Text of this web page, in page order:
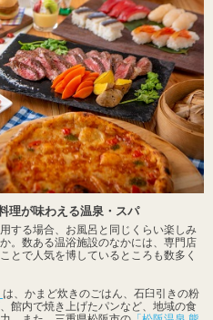
理が味わえる温泉・スパ
する場合、お風呂と同じくらい楽しみ
。数ある温浴施設のなかには、専門店
とで人気を博しているところも数多く
は、かまど炊きのごはん、石臼引きの粉
館内で焼き上げたパンなど、地域の食